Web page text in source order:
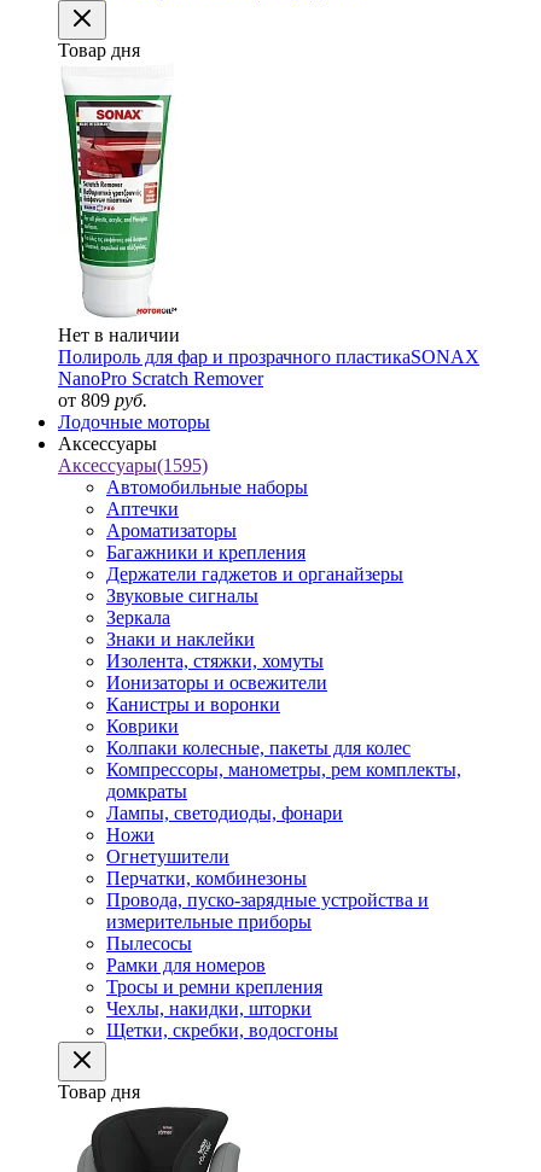
Товар дня
Нет в наличии
Полироль для фар и прозрачного пластикаSONAX
NanoPro Scratch Remover
от 809 руб.
Лодочные моторы
Аксессуары
Аксессуары(1595)
Автомобильные наборы
Аптечки
Ароматизаторы
Багажники и крепления
Держатели гаджетов и органайзеры
Звуковые сигналы
Зеркала
Знаки и наклейки
Изолента, стяжки, хомуты
Ионизаторы и освежители
Канистры и воронки
Коврики
Колпаки колесные, пакеты для колес
Компрессоры, манометры, рем комплекты,
домкраты
Лампы, светодиоды, фонари
Ножи
Огнетушители
Перчатки, комбинезоны
Провода, пуско-зарядные устройства и
измерительные приборы
Пылесосы
Рамки для номеров
Тросы и ремни крепления
Чехлы, накидки, шторки
Щетки, скребки, водосгоны
Товар дня